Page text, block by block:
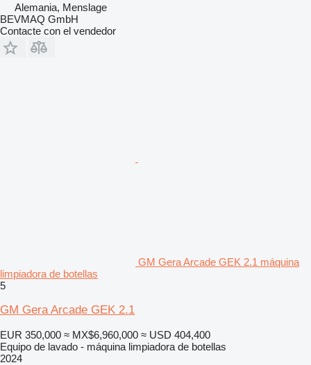
Alemania, Menslage
BEVMAQ GmbH
Contacte con el vendedor
GM Gera Arcade GEK 2.1 máquina
limpiadora de botellas
5
GM Gera Arcade GEK 2.1
EUR 350,000 ≈ MX$6,960,000 ≈ USD 404,400
Equipo de lavado - máquina limpiadora de botellas
2024